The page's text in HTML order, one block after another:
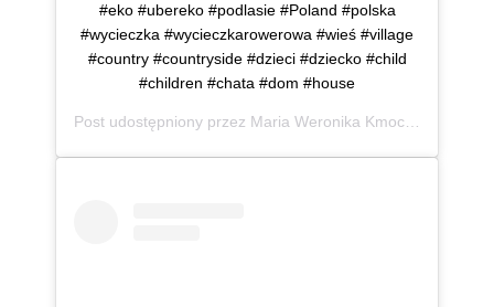
#eko #ubereko #podlasie #Poland #polska
#wycieczka #wycieczkarowerowa #wieś #village
#country #countryside #dzieci #dziecko #child
#children #chata #dom #house
Post udostępniony przez Maria Weronika Kmoch